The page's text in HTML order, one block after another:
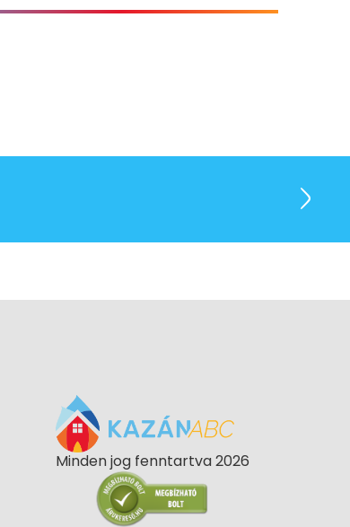
Minden jog fenntartva 2026